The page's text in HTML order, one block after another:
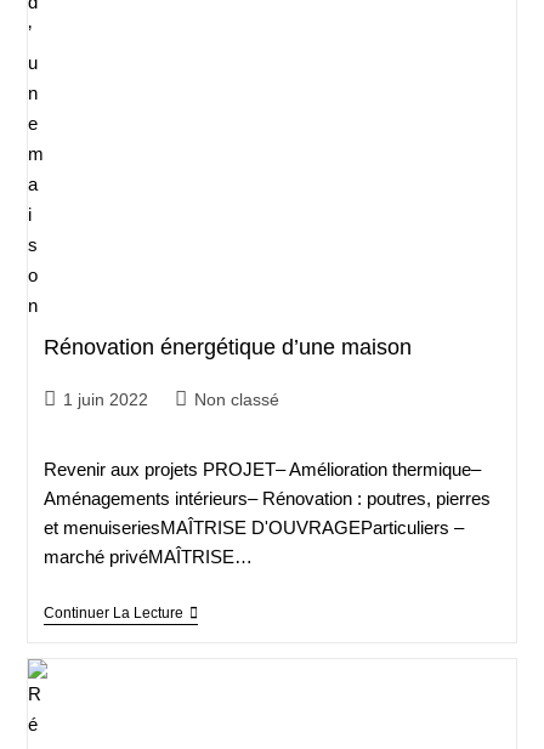
Rénovation énergétique d’une maison
1 juin 2022 Non classé
Revenir aux projets PROJET– Amélioration thermique–
Aménagements intérieurs– Rénovation : poutres, pierres
et menuiseriesMAÎTRISE D'OUVRAGEParticuliers –
marché privéMAÎTRISE…
Continuer La Lecture